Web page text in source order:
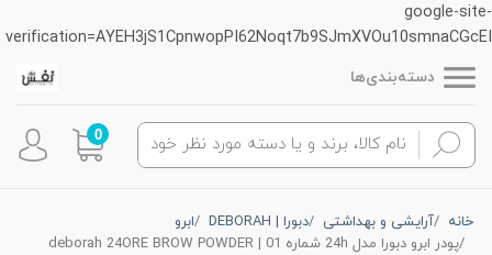
google-site-
verification=AYEH3jS1CpnwopPI62Noqt7b9SJmXVOu10smnaCGcEI
دسته‌بندی‌ها
0
خانه آرایشی و بهداشتی دبورا | DEBORAH
ابرو
پودر ابرو دبورا مدل 24h شماره 01 | deborah 24ORE BROW POWDER